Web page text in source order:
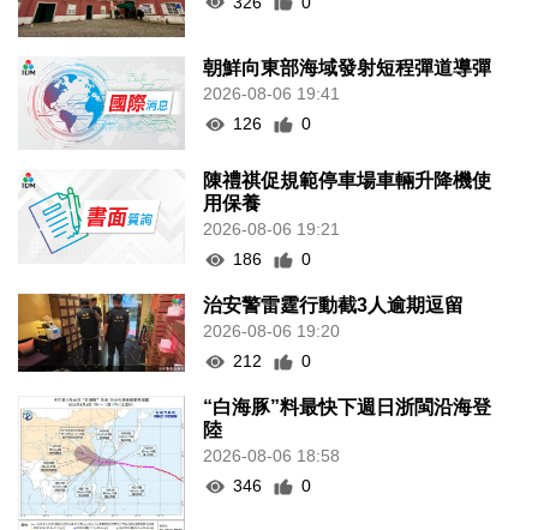
朝鮮向東部海域發射短程彈道導彈
2026-08-06 19:41
126
0
陳禮祺促規範停車場車輛升降機使
用保養
2026-08-06 19:21
186
0
治安警雷霆行動截3人逾期逗留
2026-08-06 19:20
212
0
“白海豚”料最快下週日浙閩沿海登
陸
2026-08-06 18:58
346
0